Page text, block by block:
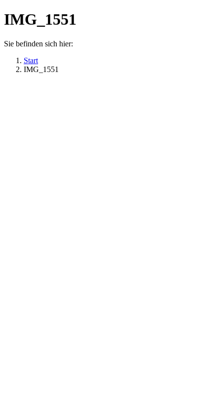
IMG_1551
Sie befinden sich hier:
Start
IMG_1551